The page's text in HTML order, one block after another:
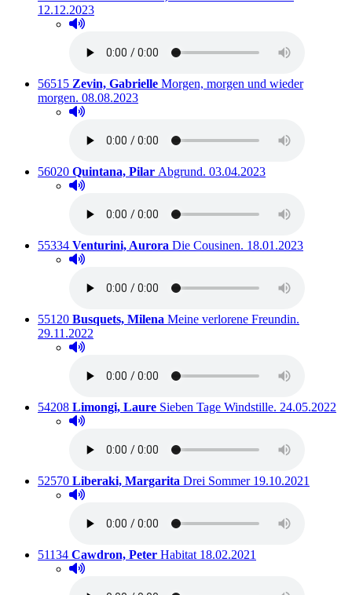
12.12.2023
Hörprobe abspielen
Hörprobe von Welt der Wunder.
Titelnummer:
56515 von
Zevin, Gabrielle: Morgen, morgen und wieder
morgen. Ausleihbar seit dem
08.08.2023
Hörprobe abspielen
Hörprobe von Morgen, morgen und wieder morgen.
Titelnummer:
56020 von
Quintana, Pilar: Abgrund. Ausleihbar seit dem
03.04.2023
Hörprobe abspielen
Hörprobe von Abgrund.
Titelnummer:
55334 von
Venturini, Aurora Die Cousinen. Ausleihbar seit dem
18.01.2023
Hörprobe abspielen
Hörprobe von Die Cousinen.
Titelnummer:
55120 von
Busquets, Milena Meine verlorene Freundin.
29.11.2022
Hörprobe abspielen
Hörprobe von Meine verlorene Freundin.
Titelnummer:
54208 von
Limongi, Laure: Sieben Tage Windstille. Ausleihbar
24.05.2022
Hörprobe abspielen
Hörprobe von Sieben Tage Windstille.
Titelnummer:
52570 von
Liberaki, Margarita Drei Sommer Ausleihbar seit dem
19.10.2021
Hörprobe abspielen
Hörprobe von Drei Sommer
Titelnummer:
51134 von
Cawdron, Peter: Habitat Ausleihbar seit dem
18.02.2021
Hörprobe abspielen
Hörprobe von Habitat